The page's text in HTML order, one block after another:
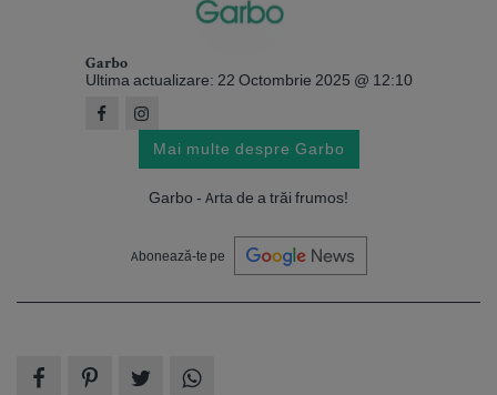
Garbo
Ultima actualizare: 22 Octombrie 2025 @ 12:10
Mai multe despre Garbo
Garbo - Arta de a trăi frumos!
Abonează-te pe